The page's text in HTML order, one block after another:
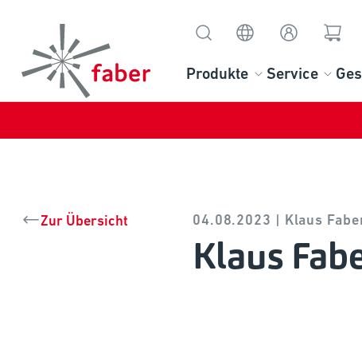
Produkte Service
Zur Übersicht 04.08.2023 | Klaus
Klaus